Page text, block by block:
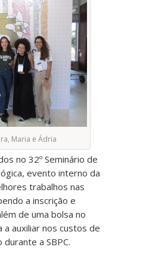
Maria e Ádria
no 32º Seminário de
evento interno da
trabalhos nas
a inscrição e
de uma bolsa no
auxiliar nos custos de
a SBPC.